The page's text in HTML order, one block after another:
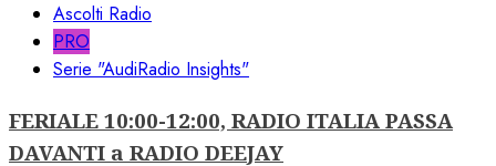
Ascolti Radio
PRO
Serie "AudiRadio Insights"
FERIALE 10:00-12:00, RADIO ITALIA PASSA
DAVANTI a RADIO DEEJAY